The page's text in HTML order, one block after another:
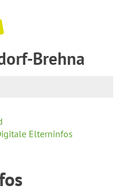
Brehna
Elterninfos